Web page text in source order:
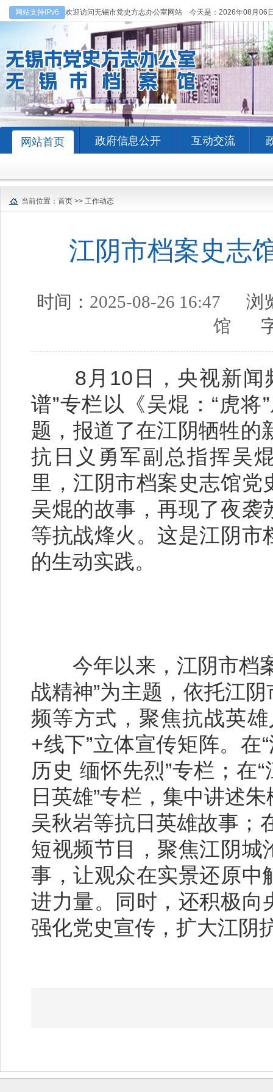
网站支持IPv6 欢迎访问无锡市党史方志办公室网站 今天是： 2026年08月06
网站首页 政府信息公开 互动交流
当前位置： 首页 >> 工作动态
江阴市档案史志
时间： 2025-08-26 16:47 浏
馆
8月10日，央视新闻
谱”专栏以《吴焜：“虎
题，报道了在江阴牺牲的
抗日义勇军副总指挥吴
里，江阴市档案史志馆
吴焜的故事，再现了夜袭
等抗战烽火。这是江阴市
的生动实践。
今年以来，江阴市档案
战精神”为主题，依托江
频等方式，聚焦抗战英
+线下”立体宣传矩阵。在
历史 缅怀先烈”专栏；在
日英雄”专栏，集中讲述
吴秋岩等抗日英雄故事；
短视频节目，聚焦江阴城
事，让观众在实景还原中
进力量。同时，还积极向
强化党史宣传，扩大江阴